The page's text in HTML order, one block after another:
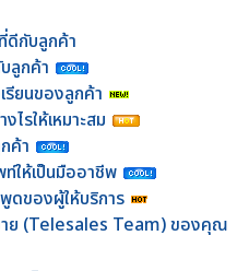
ดีกับลูกค้า
ลูกค้า
รียนของลูกค้า
รให้เหมาะสม
ค้า
ให้เป็นมืออาชีพ
ดของผู้ให้บริการ
(Telesales Team) ของคุณ